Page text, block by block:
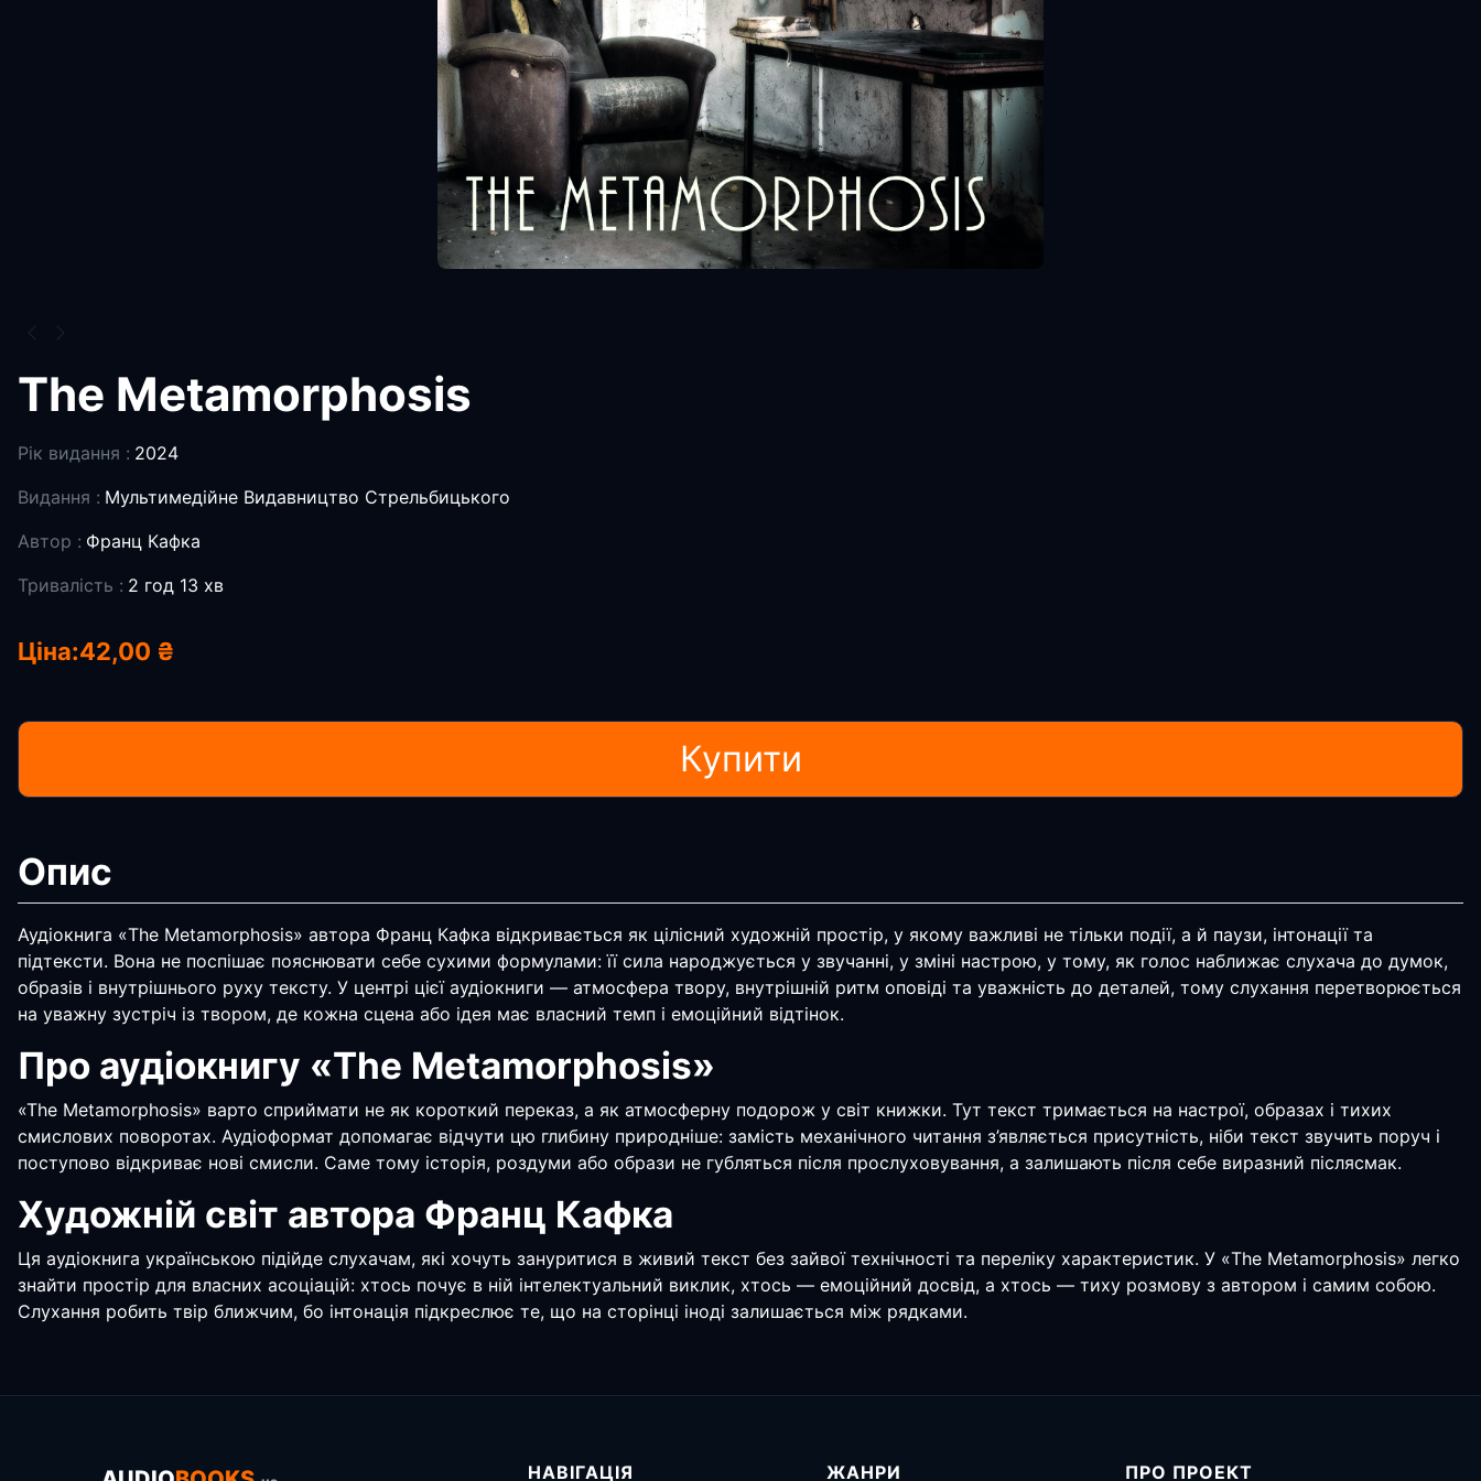
The Metamorphosis
Рік видання : 2024
Видання : Мультимедійне Видавництво Стрельбицького
Автор : Франц Кафка
Тривалість : 2 год 13 хв
Ціна:42,00 ₴
Купити
Опис
Аудіокнига «The Metamorphosis» автора Франц Кафка відкривається як цілісний художній простір, у якому важливі не тільки події, а й паузи, інтонації та
підтексти. Вона не поспішає пояснювати себе сухими формулами: її сила народжується у звучанні, у зміні настрою, у тому, як голос наближає слухача до думок,
образів і внутрішнього руху тексту. У центрі цієї аудіокниги — атмосфера твору, внутрішній ритм оповіді та уважність до деталей, тому слухання перетворюється
на уважну зустріч із твором, де кожна сцена або ідея має власний темп і емоційний відтінок.
Про аудіокнигу «The Metamorphosis»
«The Metamorphosis» варто сприймати не як короткий переказ, а як атмосферну подорож у світ книжки. Тут текст тримається на настрої, образах і тихих
смислових поворотах. Аудіоформат допомагає відчути цю глибину природніше: замість механічного читання з’являється присутність, ніби текст звучить поруч і
поступово відкриває нові смисли. Саме тому історія, роздуми або образи не губляться після прослуховування, а залишають після себе виразний післясмак.
Художній світ автора Франц Кафка
Ця аудіокнига українською підійде слухачам, які хочуть зануритися в живий текст без зайвої технічності та переліку характеристик. У «The Metamorphosis» легко
знайти простір для власних асоціацій: хтось почує в ній інтелектуальний виклик, хтось — емоційний досвід, а хтось — тиху розмову з автором і самим собою.
Слухання робить твір ближчим, бо інтонація підкреслює те, що на сторінці іноді залишається між рядками.
НАВІГАЦІЯ ЖАНРИ ПРО ПРОЕКТ